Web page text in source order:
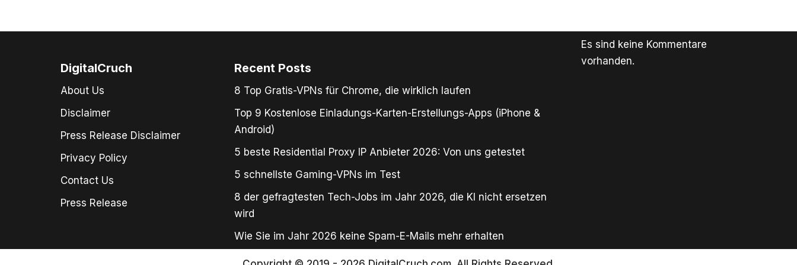
DigitalCruch
About Us
Disclaimer
Press Release Disclaimer
Privacy Policy
Contact Us
Press Release
Recent Posts
8 Top Gratis-VPNs für Chrome, die wirklich laufen
Top 9 Kostenlose Einladungs-Karten-Erstellungs-Apps (iPhone &
Android)
5 beste Residential Proxy IP Anbieter 2026: Von uns getestet
5 schnellste Gaming-VPNs im Test
8 der gefragtesten Tech-Jobs im Jahr 2026, die KI nicht ersetzen
wird
Wie Sie im Jahr 2026 keine Spam-E-Mails mehr erhalten
Es sind keine Kommentare
vorhanden.